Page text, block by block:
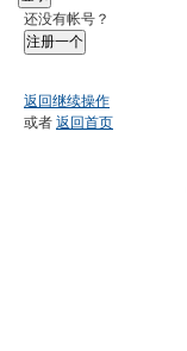
还没有帐号？
注册一个
返回继续操作
或者 返回首页